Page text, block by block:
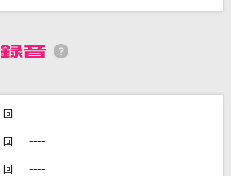
回 ----
回 ----
回 ----